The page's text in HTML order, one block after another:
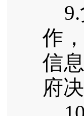
作
信
府